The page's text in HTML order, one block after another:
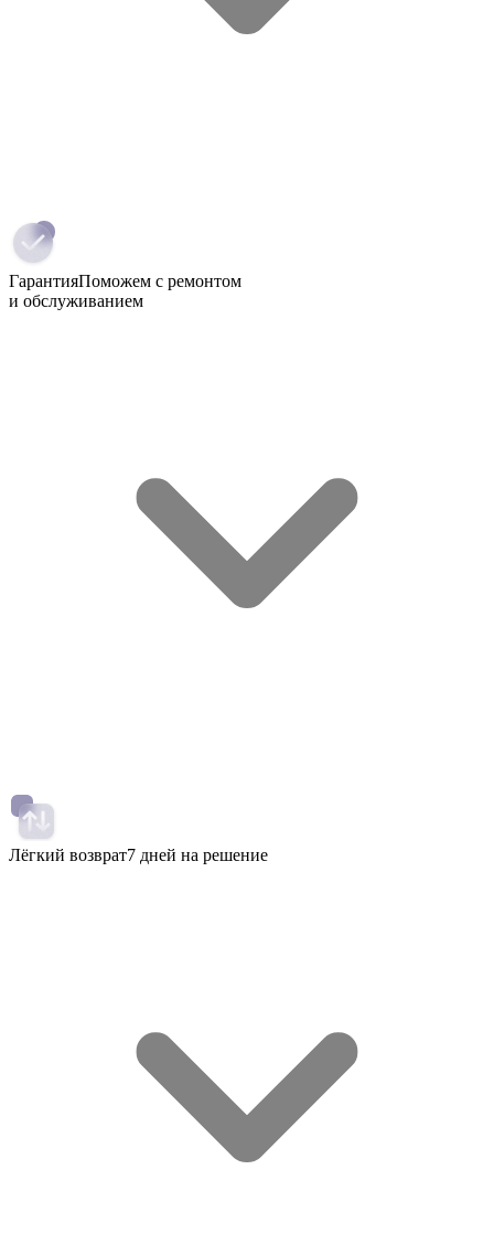
ГарантияПоможем с ремонтом
и обслуживанием
Лёгкий возврат7 дней на решение